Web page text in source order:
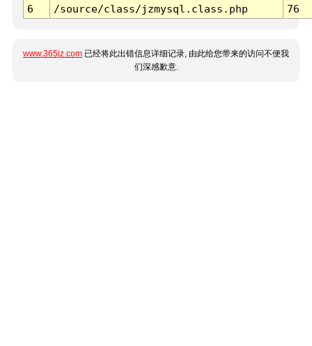
6
/source/class/jzmysql.class.php 76
www.365jz.com 已经将此出错信息详细记录, 由此给您带来的访问不便我
们深感歉意.